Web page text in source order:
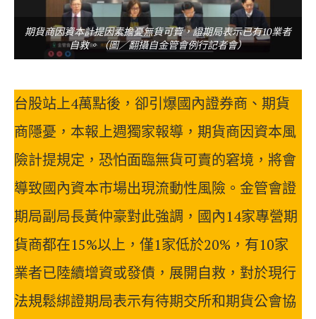
期貨商因資本計提因素擔憂無貨可賣，證期局表示已有10業者
自救。（圖／翻攝自金管會例行記者會）
台股站上4萬點後，卻引爆國內證券商、期貨
商隱憂，本報上週獨家報導，期貨商因資本風
險計提規定，恐怕面臨無貨可賣的窘境，將會
導致國內資本市場出現流動性風險。金管會證
期局副局長黃仲豪對此強調，國內14家專營期
貨商都在15%以上，僅1家低於20%，有10家
業者已陸續增資或發債，展開自救，對於現行
法規鬆綁證期局表示有待期交所和期貨公會協